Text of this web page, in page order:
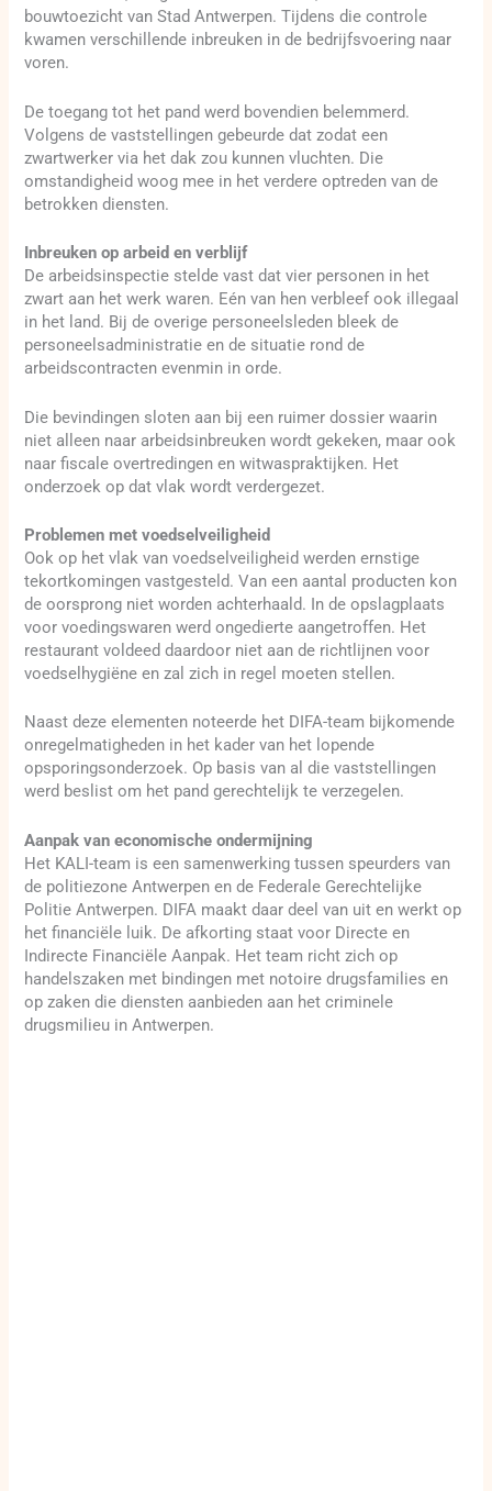
bouwtoezicht van Stad Antwerpen. Tijdens die controle
kwamen verschillende inbreuken in de bedrijfsvoering naar
voren.
De toegang tot het pand werd bovendien belemmerd.
Volgens de vaststellingen gebeurde dat zodat een
zwartwerker via het dak zou kunnen vluchten. Die
omstandigheid woog mee in het verdere optreden van de
betrokken diensten.
Inbreuken op arbeid en verblijf
De arbeidsinspectie stelde vast dat vier personen in het
zwart aan het werk waren. Eén van hen verbleef ook illegaal
in het land. Bij de overige personeelsleden bleek de
personeelsadministratie en de situatie rond de
arbeidscontracten evenmin in orde.
Die bevindingen sloten aan bij een ruimer dossier waarin
niet alleen naar arbeidsinbreuken wordt gekeken, maar ook
naar fiscale overtredingen en witwaspraktijken. Het
onderzoek op dat vlak wordt verdergezet.
Problemen met voedselveiligheid
Ook op het vlak van voedselveiligheid werden ernstige
tekortkomingen vastgesteld. Van een aantal producten kon
de oorsprong niet worden achterhaald. In de opslagplaats
voor voedingswaren werd ongedierte aangetroffen. Het
restaurant voldeed daardoor niet aan de richtlijnen voor
voedselhygiëne en zal zich in regel moeten stellen.
Naast deze elementen noteerde het DIFA-team bijkomende
onregelmatigheden in het kader van het lopende
opsporingsonderzoek. Op basis van al die vaststellingen
werd beslist om het pand gerechtelijk te verzegelen.
Aanpak van economische ondermijning
Het KALI-team is een samenwerking tussen speurders van
de politiezone Antwerpen en de Federale Gerechtelijke
Politie Antwerpen. DIFA maakt daar deel van uit en werkt op
het financiële luik. De afkorting staat voor Directe en
Indirecte Financiële Aanpak. Het team richt zich op
handelszaken met bindingen met notoire drugsfamilies en
op zaken die diensten aanbieden aan het criminele
drugsmilieu in Antwerpen.